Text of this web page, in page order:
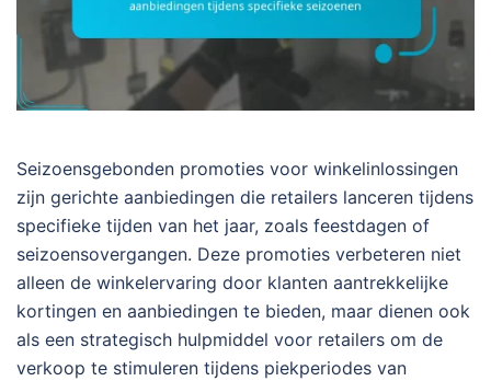
Seizoensgebonden promoties voor winkelinlossingen
zijn gerichte aanbiedingen die retailers lanceren tijdens
specifieke tijden van het jaar, zoals feestdagen of
seizoensovergangen. Deze promoties verbeteren niet
alleen de winkelervaring door klanten aantrekkelijke
kortingen en aanbiedingen te bieden, maar dienen ook
als een strategisch hulpmiddel voor retailers om de
verkoop te stimuleren tijdens piekperiodes van